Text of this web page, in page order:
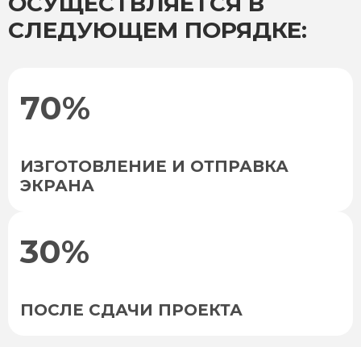
СЛЕДУЮЩЕМ ПОРЯДКЕ:
70%
ИЗГОТОВЛЕНИЕ И ОТПРАВКА
ЭКРАНА
30%
ПОСЛЕ СДАЧИ ПРОЕКТА